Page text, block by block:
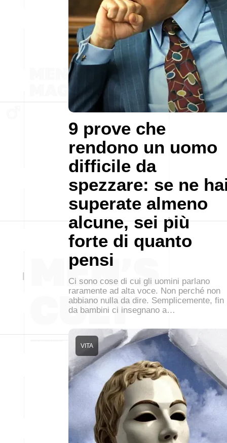
9 prove che
rendono un uomo
difficile da
spezzare: se ne
superate almeno
alcune, sei più
forte di quanto
pensi
Ci sono cose di cui gli uomini parlano
raramente ad alta voce. Non perché non
abbiano nulla da dire. Semplicemente, fin
da bambini ci insegnano a…
VITA